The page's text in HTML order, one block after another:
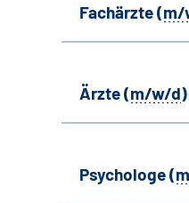
Fachärzte (m/
Ärzte (m/w/d)
Psychologe (